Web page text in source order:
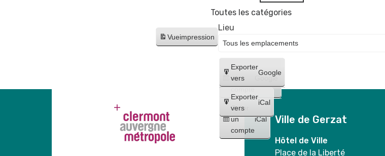
Toutes les catégories
Vueimpression
Créer
un
compte
Google
Créer
un
compte
iCal
Exporter
vers
Google
Exporter
vers
iCal
Lieu
Ville de Gerzat
Hôtel de Ville
Place de la Liberté